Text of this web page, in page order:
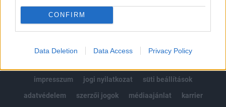
CONFIRM
Data Deletion Data Access Privacy Policy
impresszum
jogi nyilatkozat
süti beállítások
adatvédelem
szerzői jogok médiaajánlat karrier